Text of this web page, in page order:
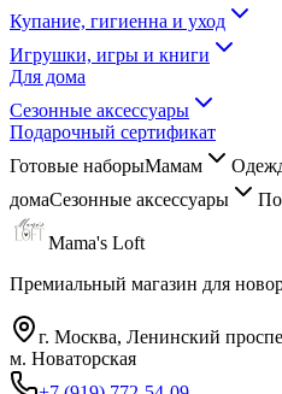
Купание, гигиенна и уход
Игрушки, игры и книги
Для дома
Сезонные аксессуары
Подарочный сертификат
Готовые наборыМамам
домаСезонные аксессуары
Mama's Loft
Премиальный магазин для
г. Москва, Ленинский
м. Новаторская